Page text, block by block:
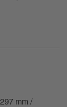
mm /